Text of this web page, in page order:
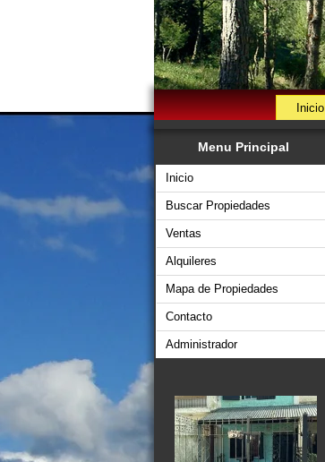
Inicio
Menu Principal
Inicio
Buscar Propiedades
Ventas
Alquileres
Mapa de Propiedades
Contacto
Administrador